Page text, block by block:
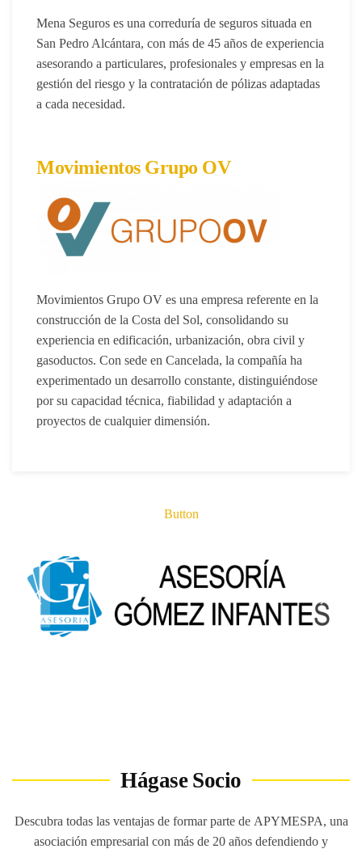
Mena Seguros es una correduría de seguros situada en
San Pedro Alcántara, con más de 45 años de experiencia
asesorando a particulares, profesionales y empresas en la
gestión del riesgo y la contratación de pólizas adaptadas
a cada necesidad.
Movimientos Grupo OV
Movimientos Grupo OV es una empresa referente en la
construcción de la Costa del Sol, consolidando su
experiencia en edificación, urbanización, obra civil y
gasoductos. Con sede en Cancelada, la compañía ha
experimentado un desarrollo constante, distinguiéndose
por su capacidad técnica, fiabilidad y adaptación a
proyectos de cualquier dimensión.
Button
Hágase Socio
Descubra todas las ventajas de formar parte de APYMESPA, una
asociación empresarial con más de 20 años defendiendo y